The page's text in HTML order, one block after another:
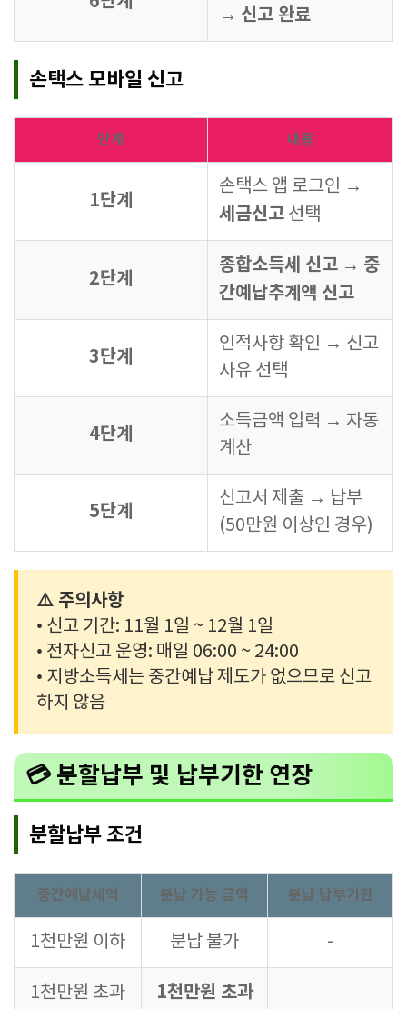
→ 신고 완료
손택스 모바일 신고
단계 내용
1단계
손택스 앱 로그인 →
세금신고 선택
2단계
종합소득세 신고 → 중
간예납추계액 신고
3단계
인적사항 확인 → 신고
사유 선택
4단계
소득금액 입력 → 자동
계산
5단계
신고서 제출 → 납부
(50만원 이상인 경우)
⚠️ 주의사항
• 신고 기간: 11월 1일 ~ 12월 1일
• 전자신고 운영: 매일 06:00 ~ 24:00
• 지방소득세는 중간예납 제도가 없으므로 신고
하지 않음
💳 분할납부 및 납부기한 연장
분할납부 조건
중간예납세액 분납 가능 금액 분납 납부기한
1천만원 이하 분납 불가 -
1천만원 초과
1천만원 초과